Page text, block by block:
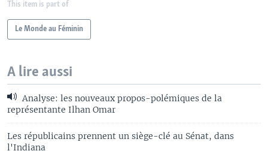
This item is part of
Le Monde au Féminin
A lire aussi
Analyse: les nouveaux propos-polémiques de la
représentante Ilhan Omar
Les républicains prennent un siège-clé au Sénat, dans
l'Indiana